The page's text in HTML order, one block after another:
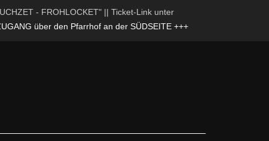
- FROHLOCKET" || Ticket-Link unter
über den Pfarrhof an der SÜDSEITE +++